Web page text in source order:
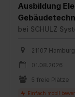
Ausbildung
bei SCHULZ
21107 Hamburg
01.08.2026
5 freie Plätze